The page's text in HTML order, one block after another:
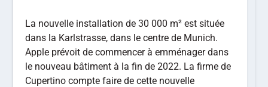
La nouvelle installation de 30 000 m² est située
dans la Karlstrasse, dans le centre de Munich.
Apple prévoit de commencer à emménager dans
le nouveau bâtiment à la fin de 2022. La firme de
Cupertino compte faire de cette nouvelle